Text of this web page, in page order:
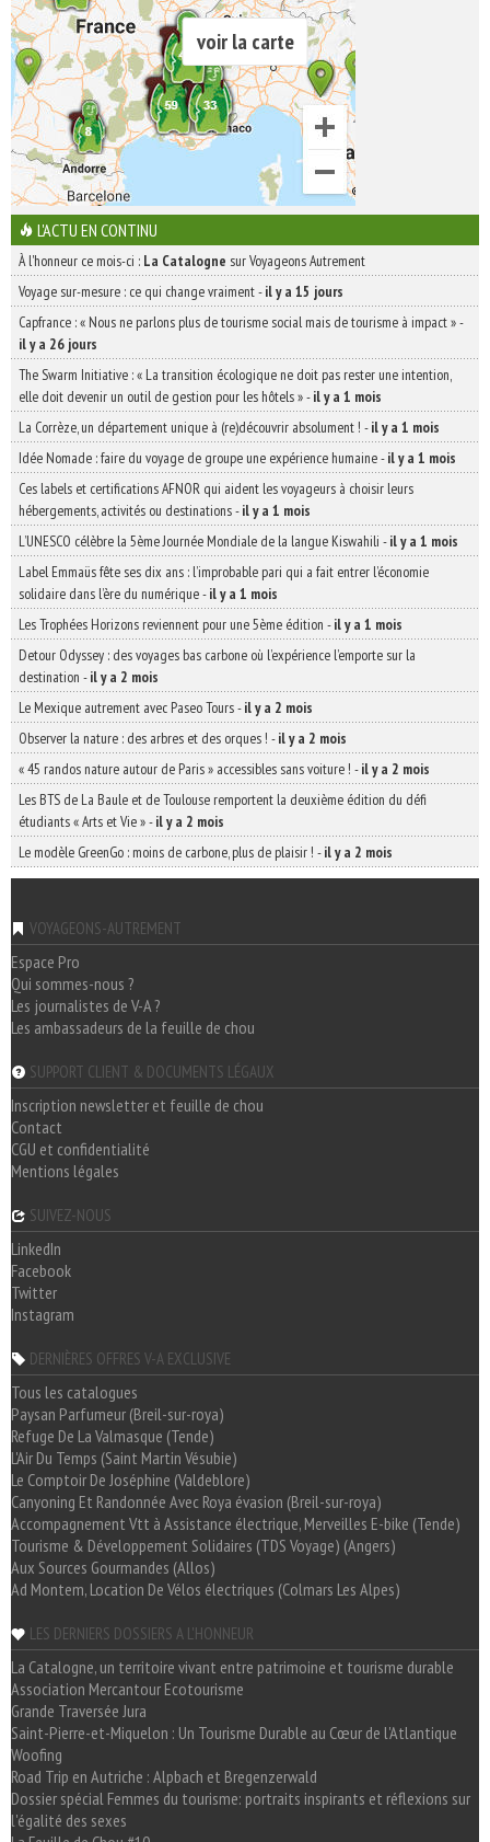
voir la carte
L'ACTU EN CONTINU
À l'honneur ce mois-ci : La Catalogne sur Voyageons Autrement
Voyage sur-mesure : ce qui change vraiment-il y a 15 jours
Capfrance : « Nous ne parlons plus de tourisme social mais de tourisme à impact »-
il y a 26 jours
The Swarm Initiative : « La transition écologique ne doit pas rester une intention,
elle doit devenir un outil de gestion pour les hôtels »-il y a 1 mois
La Corrèze, un département unique à (re)découvrir absolument ! -il y a 1 mois
Idée Nomade : faire du voyage de groupe une expérience humaine-il y a 1 mois
Ces labels et certifications AFNOR qui aident les voyageurs à choisir leurs
hébergements, activités ou destinations-il y a 1 mois
L’UNESCO célèbre la 5ème Journée Mondiale de la langue Kiswahili -il y a 1 mois
Label Emmaüs fête ses dix ans : l’improbable pari qui a fait entrer l’économie
solidaire dans l’ère du numérique-il y a 1 mois
Les Trophées Horizons reviennent pour une 5ème édition -il y a 1 mois
Detour Odyssey : des voyages bas carbone où l’expérience l’emporte sur la
destination -il y a 2 mois
Le Mexique autrement avec Paseo Tours-il y a 2 mois
Observer la nature : des arbres et des orques ! -il y a 2 mois
« 45 randos nature autour de Paris » accessibles sans voiture ! -il y a 2 mois
Les BTS de La Baule et de Toulouse remportent la deuxième édition du défi
étudiants « Arts et Vie »-il y a 2 mois
Le modèle GreenGo : moins de carbone, plus de plaisir ! -il y a 2 mois
VOYAGEONS-AUTREMENT
Espace Pro
Qui sommes-nous ?
Les journalistes de V-A ?
Les ambassadeurs de la feuille de chou
SUPPORT CLIENT & DOCUMENTS LÉGAUX
Inscription newsletter et feuille de chou
Contact
CGU et confidentialité
Mentions légales
SUIVEZ-NOUS
LinkedIn
Facebook
Twitter
Instagram
DERNIÈRES OFFRES V-A EXCLUSIVE
Tous les catalogues
Paysan Parfumeur (Breil-sur-roya)
Refuge De La Valmasque (Tende)
L'Air Du Temps (Saint Martin Vésubie)
Le Comptoir De Joséphine (Valdeblore)
Canyoning Et Randonnée Avec Roya évasion (Breil-sur-roya)
Accompagnement Vtt à Assistance électrique, Merveilles E-bike (Tende)
Tourisme & Développement Solidaires (TDS Voyage) (Angers)
Aux Sources Gourmandes (Allos)
Ad Montem, Location De Vélos électriques (Colmars Les Alpes)
LES DERNIERS DOSSIERS A L'HONNEUR
La Catalogne, un territoire vivant entre patrimoine et tourisme durable
Association Mercantour Ecotourisme
Grande Traversée Jura
Saint-Pierre-et-Miquelon : Un Tourisme Durable au Cœur de l'Atlantique
Woofing
Road Trip en Autriche : Alpbach et Bregenzerwald
Dossier spécial Femmes du tourisme: portraits inspirants et réflexions sur
l'égalité des sexes